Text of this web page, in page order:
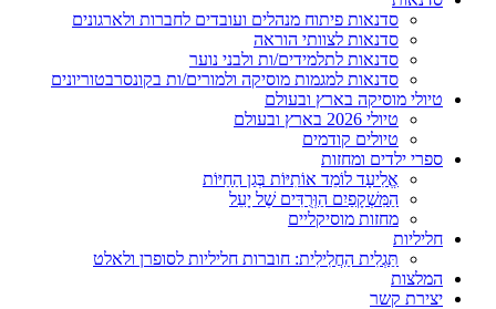
סדנאות פיתוח מנהלים ועובדים לחברות ולארגונים
סדנאות לצוותי הוראה
סדנאות לתלמידים/ות ולבני נוער
סדנאות למגמות מוסיקה ולמורים/ות בקונסרבטוריונים
טיולי מוסיקה בארץ ובעולם
טיולי 2026 בארץ ובעולם
טיולים קודמים
ספרי ילדים ומחזות
אֱלִיעָד לוֹמֵד אוֹתִיּוֹת בְּגַן הַחַיּוֹת
הַמִּשְׁקָפַיִם הַוְּרֻדִּים שֶׁל יָעֵל
מחזות מוסיקליים
חליליות
תַּגְלִית הַחֲלִילִית: חוברות חליליות לסופרן ולאלט
המלצות
יצירת קשר